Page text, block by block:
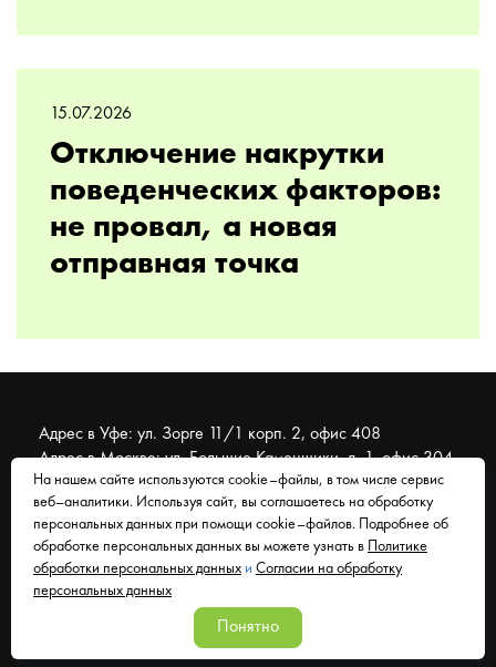
15.07.2026
Отключение накрутки
поведенческих факторов:
не провал, а новая
отправная точка
Адрес в Уфе: ул. Зорге 11/1 корп. 2, офис 408
Адрес в Москве: ул. Большие Каменщики, д. 1, офис 304
© 2007 - 2026 Муравейник. SEO-продвижение, реклама,
сайты. Находимся в Уфе, работаем со всем миром.
Согласие на обработку персональных данных
Политика обработки персональных данных
На нашем сайте используются cookie–файлы, в том числе сервис
веб–аналитики. Используя сайт, вы соглашаетесь на обработку
персональных данных при помощи cookie–файлов. Подробнее об
обработке персональных данных вы можете узнать в
Политике
обработки персональных данных и Согласии на обработку
персональных данных
Понятно